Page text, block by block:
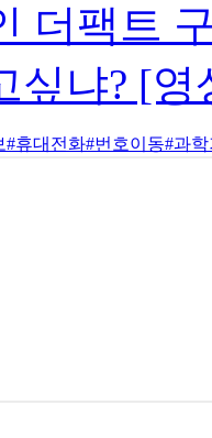
더팩트
싶냐? [
#휴대전화#번호이동#과